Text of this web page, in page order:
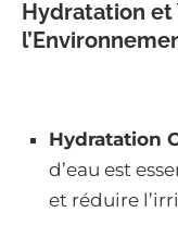
Hydratation
Hydratation
d’eau est
et réduire